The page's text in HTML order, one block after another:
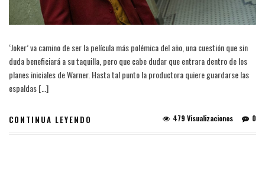
‘Joker’ va camino de ser la película más polémica del año, una cuestión que sin
duda beneficiará a su taquilla, pero que cabe dudar que entrara dentro de los
planes iniciales de Warner. Hasta tal punto la productora quiere guardarse las
espaldas […]
CONTINUA LEYENDO 0
479 Visualizaciones